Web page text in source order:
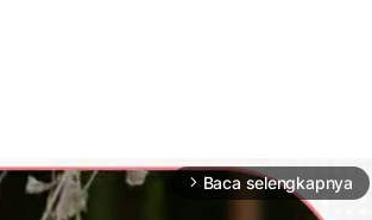
arrow_forward_ios Baca selengkapnya